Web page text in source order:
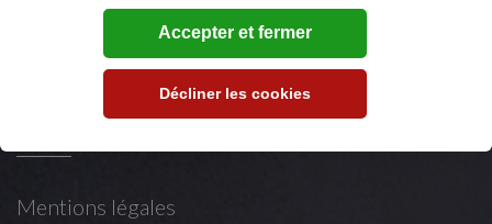
sur LinkedIn
Mentions légales
Mentions légales
Décliner les cookies
Accepter et fermer